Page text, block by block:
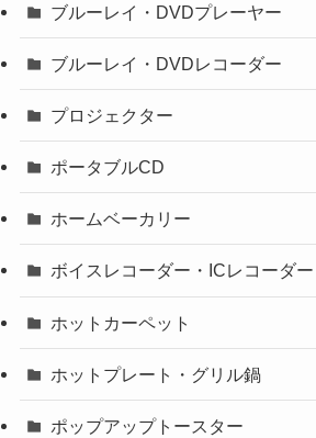
ブルーレイ・DVDプレーヤー
ブルーレイ・DVDレコーダー
プロジェクター
ポータブルCD
ホームベーカリー
ボイスレコーダー・ICレコーダー
ホットカーペット
ホットプレート・グリル鍋
ポップアップトースター